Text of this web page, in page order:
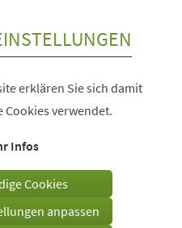
erklären Sie sich damit
Cookies verwendet.
Infos
Cookies
anpassen